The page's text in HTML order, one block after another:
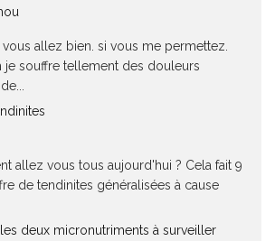
allez bien. si vous me permettez.
je souffre tellement des douleurs
allez vous tous aujourd'hui ? Cela fait 9
de tendinites généralisées à cause
deux micronutriments à surveiller